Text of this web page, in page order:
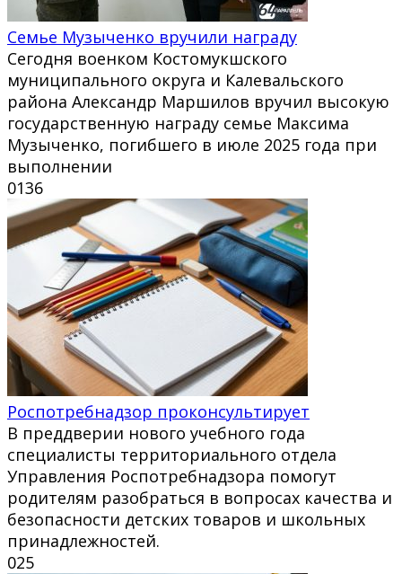
Семье Музыченко вручили награду
Сегодня военком Костомукшского
муниципального округа и Калевальского
района Александр Маршилов вручил высокую
государственную награду семье Максима
Музыченко, погибшего в июле 2025 года при
выполнении
0136
Роспотребнадзор проконсультирует
В преддверии нового учебного года
специалисты территориального отдела
Управления Роспотребнадзора помогут
родителям разобраться в вопросах качества и
безопасности детских товаров и школьных
принадлежностей.
025